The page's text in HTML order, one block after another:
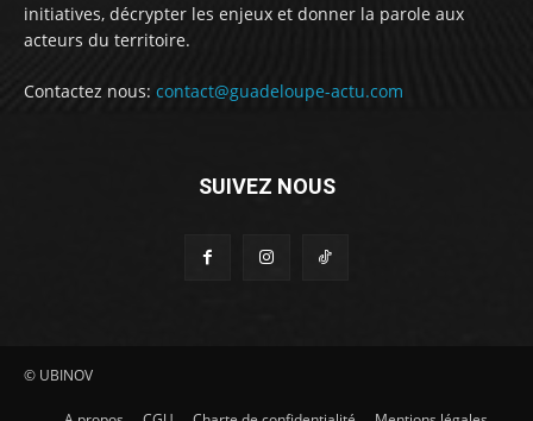
initiatives, décrypter les enjeux et donner la parole aux
acteurs du territoire.
Contactez nous: contact@guadeloupe-actu.com
SUIVEZ NOUS
© UBINOV